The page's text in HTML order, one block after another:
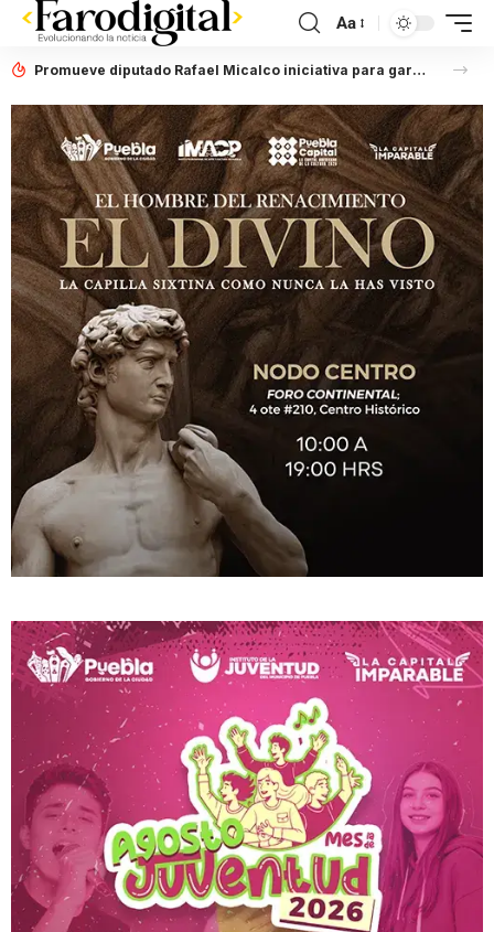
Aa
Promueve diputado Rafael Micalco iniciativa para garantizar que datos personales sean tratados con seguridad y privacidad